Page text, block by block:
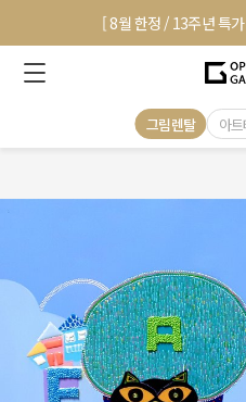
[ 8월 한정 / 13주년 특
그림렌탈 아